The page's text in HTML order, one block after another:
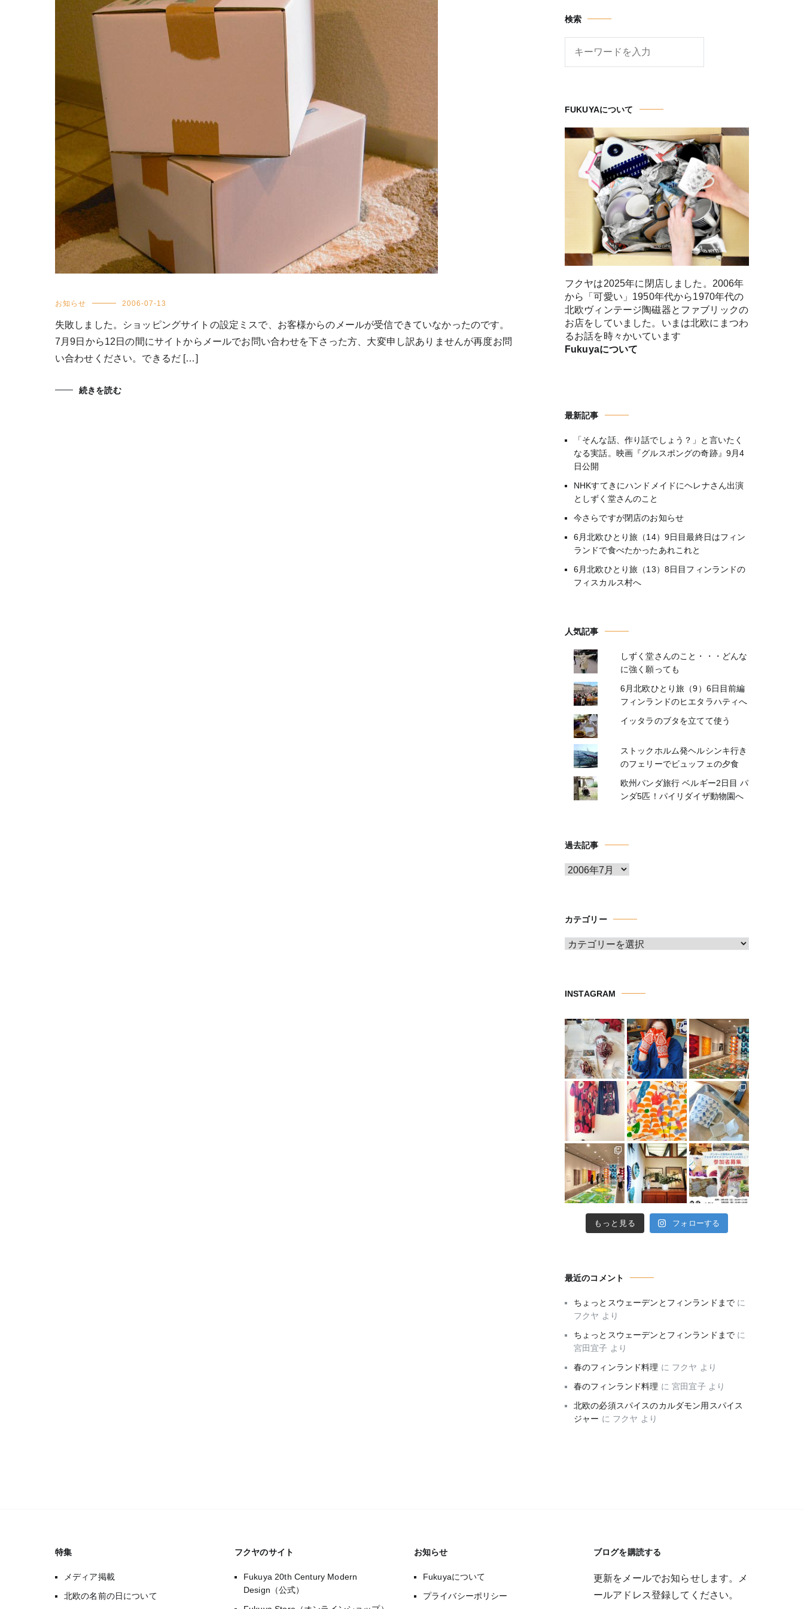
お知らせ 2006-07-13
失敗しました。ショッピングサイトの設定ミスで、お客様からのメールが受信できていなかったのです。
7月9日から12日の間にサイトからメールでお問い合わせを下さった方、大変申し訳ありませんが再度お問
い合わせください。できるだ […]
続きを読む
検索
FUKUYAについて
フクヤは2025年に閉店しました。2006年
から「可愛い」1950年代から1970年代の
北欧ヴィンテージ陶磁器とファブリックの
お店をしていました。いまは北欧にまつわ
るお話を時々かいています
Fukuyaについて
最新記事
「そんな話、作り話でしょう？」と言いたく
なる実話。映画『グルスポングの奇跡』9月4
日公開
NHKすてきにハンドメイドにヘレナさん出演
としずく堂さんのこと
今さらですが閉店のお知らせ
6月北欧ひとり旅（14）9日目最終日はフィン
ランドで食べたかったあれこれと
6月北欧ひとり旅（13）8日目フィンランドの
フィスカルス村へ
人気記事
しずく堂さんのこと・・・どんな
に強く願っても
6月北欧ひとり旅（9）6日目前編
フィンランドのヒエタラハティへ
イッタラのブタを立てて使う
ストックホルム発ヘルシンキ行き
のフェリーでビュッフェの夕食
欧州パンダ旅行 ベルギー2日目 パ
ンダ5匹！パイリダイザ動物園へ
過去記事
ア
ブ
カテゴリー
カ
ー
INSTAGRAM
もっと見る フォローする
最近のコメント
ちょっとスウェーデンとフィンランドまで に
フクヤ より
ちょっとスウェーデンとフィンランドまで に
宮田宜子 より
春のフィンランド料理 に フクヤ より
春のフィンランド料理 に宮田宜子 より
北欧の必須スパイスのカルダモン用スパイス
ジャー に フクヤ より
特集
メディア掲載
北欧の名前の日について
フクヤのサイト
Fukuya 20th Century Modern
Design（公式）
お知らせ
Fukuyaについて
プライバシーポリシー
ブログを購読する
更新をメールでお知らせします。メ
ールアドレス登録してください。